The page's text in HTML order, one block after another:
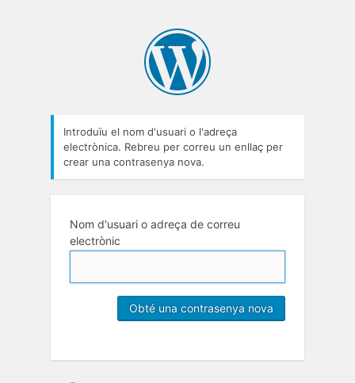
Introduïu el nom d'usuari o l'adreça
electrònica. Rebreu per correu un enllaç per
crear una contrasenya nova.
Nom d'usuari o adreça de correu
electrònic